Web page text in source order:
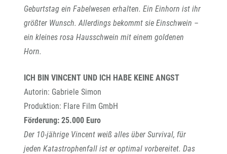
Geburtstag ein Fabelwesen erhalten. Ein Einhorn ist ihr
größter Wunsch. Allerdings bekommt sie Einschwein –
ein kleines rosa Hausschwein mit einem goldenen
Horn.
ICH BIN VINCENT UND ICH HABE KEINE ANGST
Autorin: Gabriele Simon
Produktion: Flare Film GmbH
Förderung: 25.000 Euro
Der 10-jährige Vincent weiß alles über Survival, für
jeden Katastrophenfall ist er optimal vorbereitet. Das